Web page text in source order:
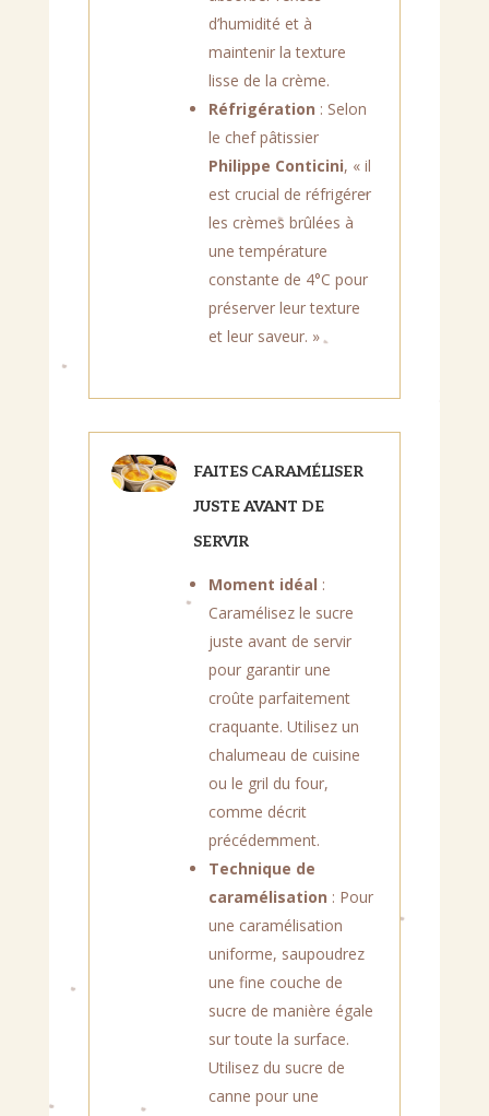
d’humidité et à
maintenir la texture
lisse de la crème.
Réfrigération : Selon
le chef pâtissier
Philippe Conticini, « il
est crucial de réfrigérer
les crèmes brûlées à
une température
constante de 4°C pour
préserver leur texture
et leur saveur. »
FAITES CARAMÉLISER
JUSTE AVANT DE
SERVIR
Moment idéal :
Caramélisez le sucre
juste avant de servir
pour garantir une
croûte parfaitement
craquante. Utilisez un
chalumeau de cuisine
ou le gril du four,
comme décrit
précédemment.
Technique de
caramélisation : Pour
une caramélisation
uniforme, saupoudrez
une fine couche de
sucre de manière égale
sur toute la surface.
Utilisez du sucre de
canne pour une